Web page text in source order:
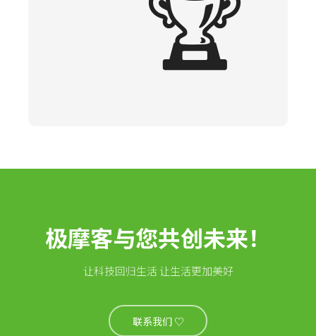
极摩客与您共创未来！
让科技回归生活 让生活更加美好
联系我们 ♡